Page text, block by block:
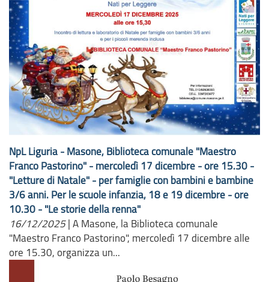
NpL Liguria - Masone, Biblioteca comunale "Maestro
Franco Pastorino" - mercoledì 17 dicembre - ore 15.30 -
"Letture di Natale" - per famiglie con bambini e bambine
3/6 anni. Per le scuole infanzia, 18 e 19 dicembre - ore
10.30 - "Le storie della renna"
16/12/2025 | A Masone, la Biblioteca comunale
"Maestro Franco Pastorino", mercoledì 17 dicembre alle
ore 15.30, organizza un...